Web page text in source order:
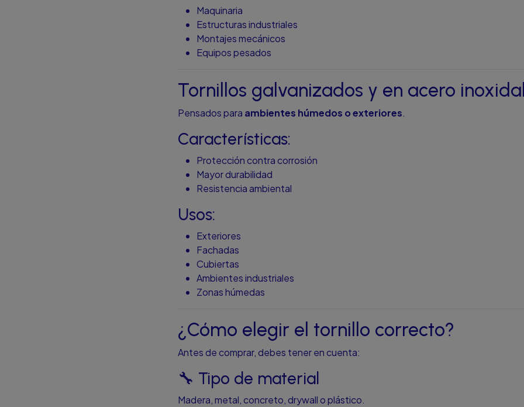
Maquinaria
Estructuras industriales
Montajes mecánicos
Equipos pesados
Tornillos galvanizados y en acero
Pensados para ambientes húmedos o exteriores.
Características:
Protección contra corrosión
Mayor durabilidad
Resistencia ambiental
Usos:
Exteriores
Fachadas
Cubiertas
Ambientes industriales
Zonas húmedas
¿Cómo elegir el tornillo correcto?
Antes de comprar, debes tener en cuenta:
🔧 Tipo de material
Madera, metal, concreto, drywall o plástico.